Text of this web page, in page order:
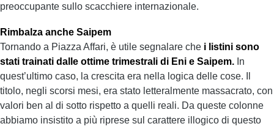
preoccupante sullo scacchiere internazionale.
Rimbalza anche Saipem
Tornando a Piazza Affari, è utile segnalare che i listini sono
stati trainati dalle ottime trimestrali di Eni e Saipem. In
quest’ultimo caso, la crescita era nella logica delle cose. Il
titolo, negli scorsi mesi, era stato letteralmente massacrato, con
valori ben al di sotto rispetto a quelli reali. Da queste colonne
abbiamo insistito a più riprese sul carattere illogico di questo